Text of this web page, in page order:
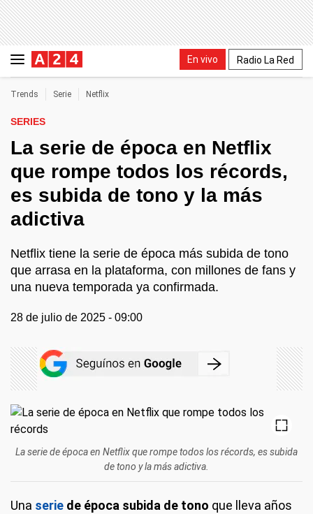
En vivo Radio La Red
Trends Serie Netflix
SERIES
La serie de época en Netflix
que rompe todos los récords,
es subida de tono y la más
adictiva
Netflix tiene la serie de época más subida de tono
que arrasa en la plataforma, con millones de fans y
una nueva temporada ya confirmada.
28 de julio de 2025 - 09:00
La serie de época en Netflix que rompe todos los récords, es subida
de tono y la más adictiva.
Una serie de época subida de tono que lleva años